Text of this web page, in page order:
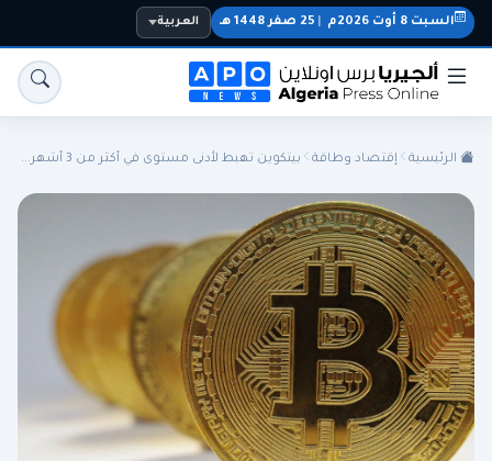
الجزائر الجالية المنتخب الوطني سياسة
اقتصاد رياضة
السبت 8 أوت 2026م 25 صفر 1448 هـ العربية
الرئيسية إقتصاد وطاقة بيتكوين تهبط لأدنى مستوى في أكثر من 3 أشهر...